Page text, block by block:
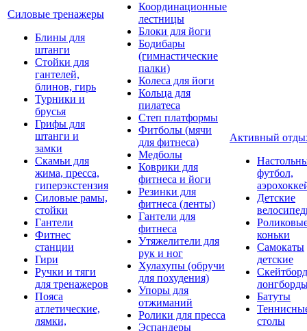
Силовые тренажеры
Блины для
штанги
Стойки для
гантелей,
блинов, гирь
Турники и
брусья
Грифы для
штанги и
замки
Скамьи для
жима, пресса,
гиперэкстензия
Силовые рамы,
стойки
Гантели
Фитнес
станции
Гири
Ручки и тяги
для тренажеров
Пояса
атлетические,
лямки,
Координационные
лестницы
Блоки для йоги
Бодибары
(гимнастические
палки)
Колеса для йоги
Кольца для
пилатеса
Степ платформы
Фитболы (мячи
для фитнеса)
Медболы
Коврики для
фитнеса и йоги
Резинки для
фитнеса (ленты)
Гантели для
фитнеса
Утяжелители для
рук и ног
Хулахупы (обручи
для похудения)
Упоры для
отжиманий
Ролики для пресса
Эспандеры
Активный
футбол,
Детские
коньки
Самокаты
детские
Батуты
столы